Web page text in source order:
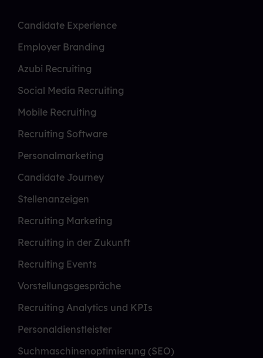
Candidate Experience
Employer Branding
Azubi Recruiting
Social Media Recruiting
Mobile Recruiting
Recruiting Software
Personalmarketing
Candidate Journey
Stellenanzeigen
Recruiting Marketing
Recruiting in der Zukunft
Recruiting Events
Vorstellungsgespräche
Recruiting Analytics und KPIs
Personaldienstleister
Suchmaschinenoptimierung (SEO)